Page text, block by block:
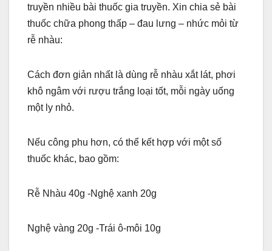
truyền nhiều bài thuốc gia truyền. Xin chia sẻ bài
thuốc chữa phong thấp – đau lưng – nhức mỏi từ
rễ nhàu:
Cách đơn giản nhất là dùng rễ nhàu xắt lát, phơi
khô ngâm với rượu trắng loại tốt, mỗi ngày uống
một ly nhỏ.
Nếu công phu hơn, có thể kết hợp với một số
thuốc khác, bao gồm:
Rễ Nhàu 40g -Nghệ xanh 20g
Nghệ vàng 20g -Trái ô-môi 10g